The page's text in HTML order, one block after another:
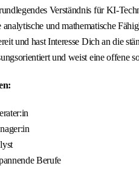
Verständnis für KI-
und mathematische
und hast Interesse Dich an die
und weist eine offene
Berufe